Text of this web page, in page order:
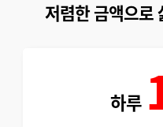
저렴한 금액으로
하루